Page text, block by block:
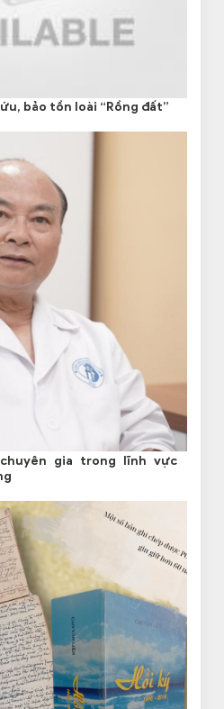
bảo tồn loài “Rồng đất”
gia trong lĩnh vực